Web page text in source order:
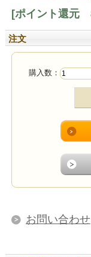
[ポイント還元
注文
購入数：
お問い合わせ